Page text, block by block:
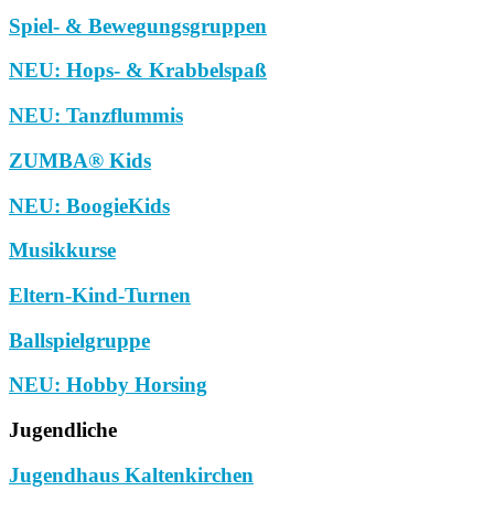
Spiel- & Bewegungsgruppen
NEU: Hops- & Krabbelspaß
NEU: Tanzflummis
ZUMBA® Kids
NEU: BoogieKids
Musikkurse
Eltern-Kind-Turnen
Ballspielgruppe
NEU: Hobby Horsing
Jugendliche
Jugendhaus Kaltenkirchen